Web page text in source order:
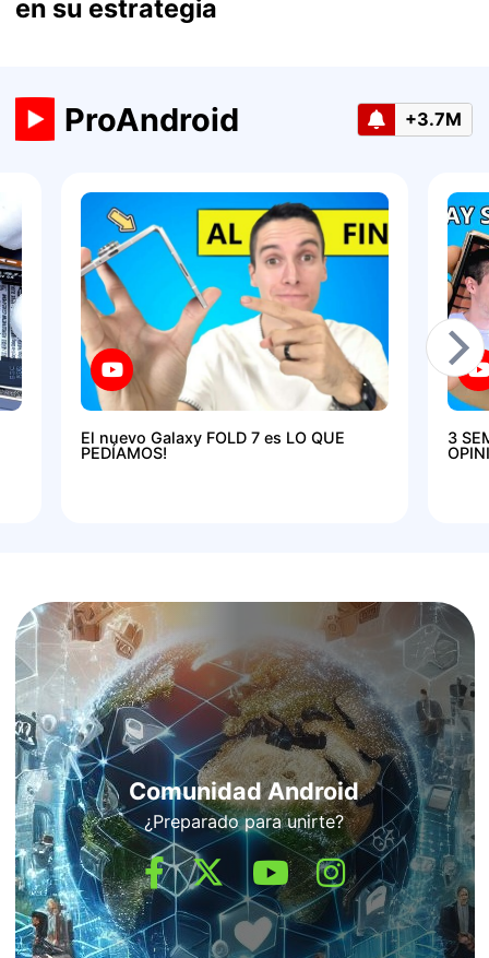
en su estrategia
ProAndroid +3.7M
El nuevo Galaxy FOLD 7 es LO QUE
PEDÍAMOS!
3
Comunidad Android
¿Preparado para unirte?